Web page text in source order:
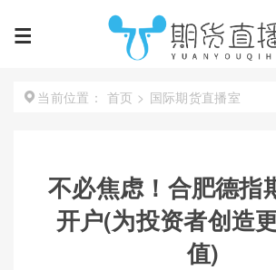
当前位置： 首页 > 国际期货直播室
不必焦虑！合肥德指
开户(为投资者创造
值)